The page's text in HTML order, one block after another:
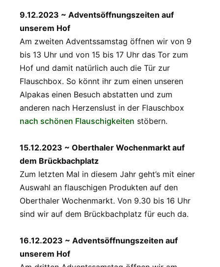
9.12.2023 ~ Adventsöffnungszeiten auf
unserem Hof
Am zweiten Adventssamstag öffnen wir von 9
bis 13 Uhr und von 15 bis 17 Uhr das Tor zum
Hof und damit natürlich auch die Tür zur
Flauschbox. So könnt ihr zum einen unseren
Alpakas einen Besuch abstatten und zum
anderen nach Herzenslust in der Flauschbox
nach schönen Flauschigkeiten stöbern.
15.12.2023 ~ Oberthaler Wochenmarkt auf
dem Brückbachplatz
Zum letzten Mal in diesem Jahr geht’s mit einer
Auswahl an flauschigen Produkten auf den
Oberthaler Wochenmarkt. Von 9.30 bis 16 Uhr
sind wir auf dem Brückbachplatz für euch da.
16.12.2023 ~ Adventsöffnungszeiten auf
unserem Hof